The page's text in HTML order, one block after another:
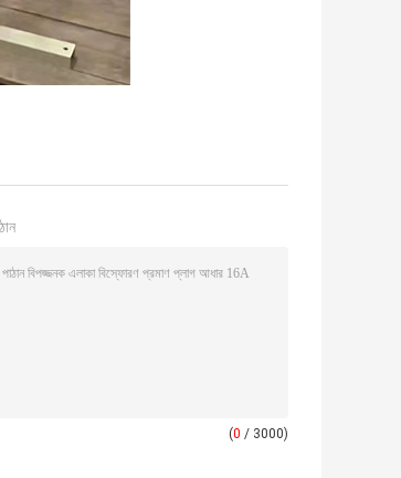
(0 / 3000)